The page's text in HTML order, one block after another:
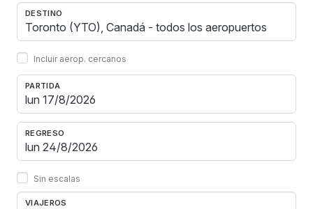
DESTINO
Incluir aerop. cercanos
PARTIDA
REGRESO
Sin escalas
VIAJEROS